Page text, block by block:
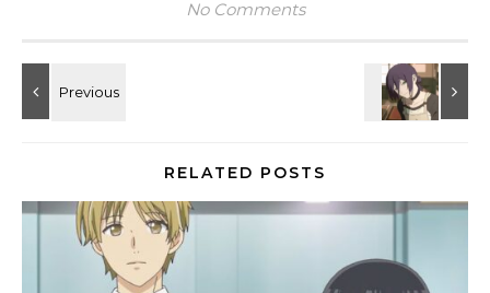
No Comments
RELATED POSTS